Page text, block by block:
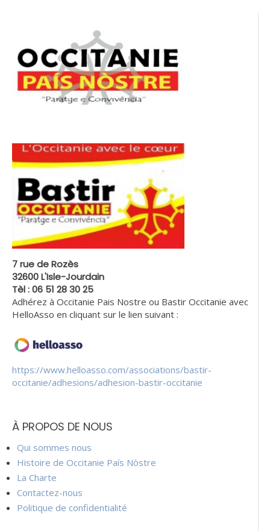
7 rue de Rozès
32600 L'Isle-Jourdain
Tèl : 06 51 28 30 25
Adhérez à Occitanie Pais Nostre ou Bastir Occitanie avec
HelloAsso en cliquant sur le lien suivant :
https://www.helloasso.com/associations/bastir-
occitanie/adhesions/adhesion-bastir-occitanie
À PROPOS DE NOUS
Qui sommes nous
Histoire de Occitanie País Nòstre
La Charte
Contactez-nous
Politique de confidentialité